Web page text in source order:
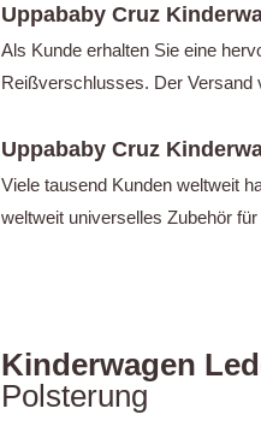
Uppababy Cruz
Als Kunde erhalten Sie eine
Reißverschlusses. Der Versand
Uppababy Cruz
Viele tausend Kunden weltweit
weltweit universelles Zubehör
Kinderwagen
Polsterung